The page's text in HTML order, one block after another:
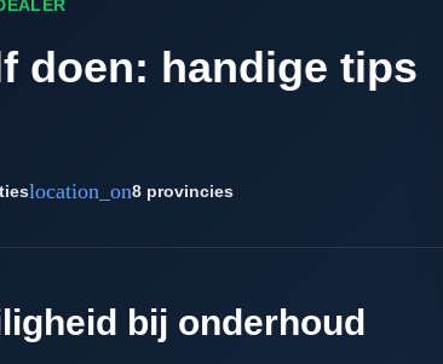
doen: handige tips
location_on8 provincies
bij onderhoud